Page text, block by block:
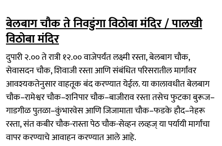
बेलबाग चौक ते निवडुंगा विठोबा मंदिर / पालखी
विठोबा मंदिर
दुपारी २.०० ते रात्री १२.०० वाजेपर्यंत लक्ष्मी रस्ता, बेलबाग चौक,
सेवासदन चौक, शिवाजी रस्ता आणि संबंधित परिसरातील मार्गांवर
आवश्यकतेनुसार वाहतूक बंद करण्यात येईल. या कालावधीत बेलबाग
चौक–रामेश्वर चौक–शनिपार चौक–बाजीराव रस्ता तसेच फुटका बुरूज–
गाडगीळ पुतळा–कुंभारवेस आणि जिजामाता चौक–फडके हौद–नेहरू
रस्ता, संत कबीर चौक-रास्ता पेठ चौक-सेव्हन लव्हज् या पर्यायी मार्गांचा
वापर करण्याचे आवाहन करण्यात आले आहे.